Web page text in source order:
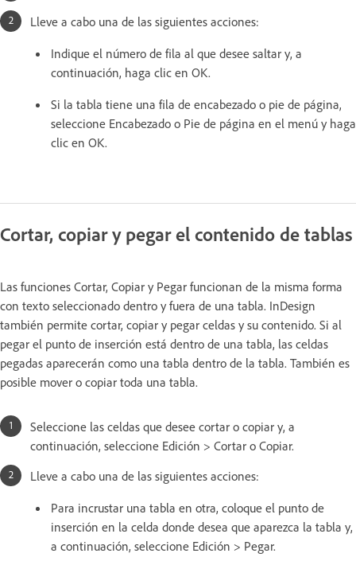
Lleve a cabo una de las siguientes acciones:
Indique el número de fila al que desee saltar y, a
continuación, haga clic en OK.
Si la tabla tiene una fila de encabezado o pie de página,
seleccione Encabezado o Pie de página en el menú y haga
clic en OK.
Cortar, copiar y pegar el contenido de tablas
Las funciones Cortar, Copiar y Pegar funcionan de la misma forma
con texto seleccionado dentro y fuera de una tabla. InDesign
también permite cortar, copiar y pegar celdas y su contenido. Si al
pegar el punto de inserción está dentro de una tabla, las celdas
pegadas aparecerán como una tabla dentro de la tabla. También es
posible mover o copiar toda una tabla.
Seleccione las celdas que desee cortar o copiar y, a
continuación, seleccione Edición > Cortar o Copiar.
Lleve a cabo una de las siguientes acciones:
Para incrustar una tabla en otra, coloque el punto de
inserción en la celda donde desea que aparezca la tabla y,
a continuación, seleccione Edición > Pegar.